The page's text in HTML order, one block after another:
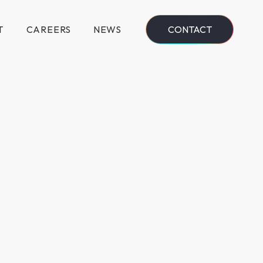
CAREERS NEWS CONTACT